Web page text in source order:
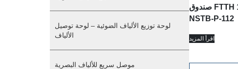
لوحة توزيع الألياف الضوئية – لوحة توصيل
الألياف
موصل سريع للألياف البصرية
صندوق FTTH 12 ألياف
NSTB-P-112
اقرأ المزيد